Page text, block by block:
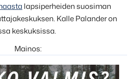
lapsiperheiden suosiman
Kalle Palander on
keskuksissa.
Mainos: